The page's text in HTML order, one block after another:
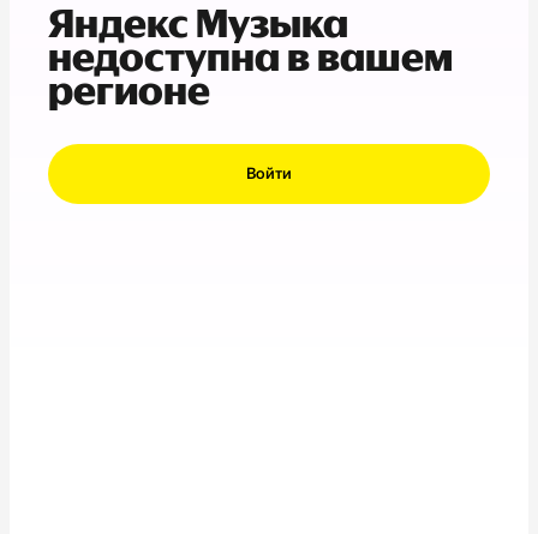
Яндекс Музыка
недоступна в вашем
регионе
Войти